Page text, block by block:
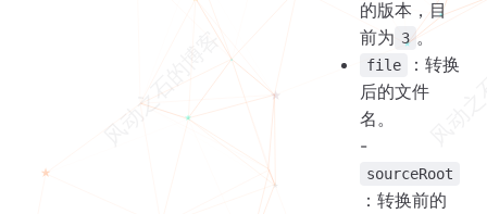
的版本，目
前为 3 。
file
：转换
后的文件
名。
-
sourceRoot
：转换前的